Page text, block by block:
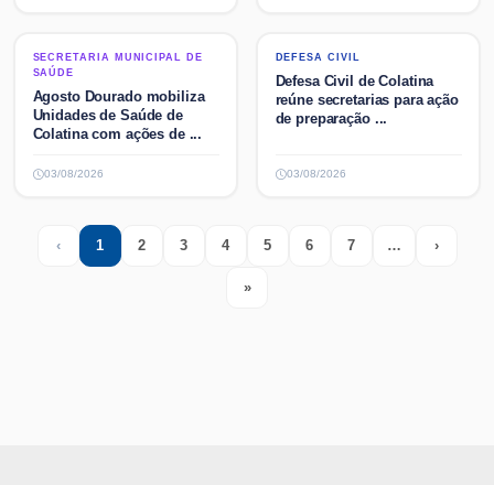
SECRETARIA MUNICIPAL DE
SAÚDE
SECRETARIA MUNICIPAL DE
SAÚDE
Agosto Dourado mobiliza
Unidades de Saúde de
Colatina com ações de ...
03/08/2026
DEFESA CIVIL
DEFESA CIVIL
Defesa Civil de Colatina
reúne secretarias para ação
de preparação ...
03/08/2026
‹Previous
1(current)
2 3 4 5 6 7 …More ›Next
»Last